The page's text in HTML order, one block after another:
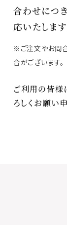
合わせにつ
応いたしま
※ご注文やお問
合がございます。
ご利用の皆様
ろしくお願い